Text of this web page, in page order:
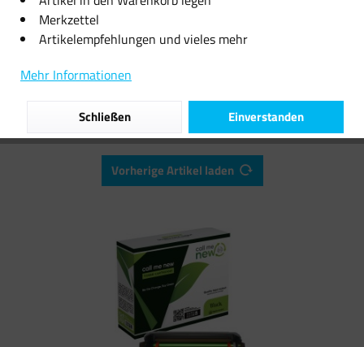
Filtern
Vorherige Artikel laden
Merkzettel
Artikelempfehlungen und vieles mehr
Mehr Informationen
Einverstanden
Schließen